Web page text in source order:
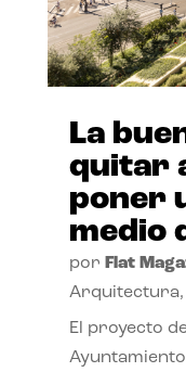
La
quitar
poner
medio
por Flat
Arquitectura,
El proyecto